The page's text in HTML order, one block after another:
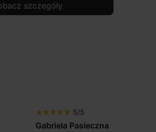
szczegóły
star star star star star 5/5
Gabriela Pasieczna